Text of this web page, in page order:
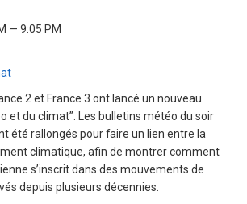
— 9:05 PM
2 et France 3 ont lancé un nouveau
et du climat”. Les bulletins météo du soir
été rallongés pour faire un lien entre la
climatique, afin de montrer comment
s’inscrit dans des mouvements de
depuis plusieurs décennies.